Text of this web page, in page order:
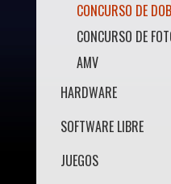
CONCURSO DE
CONCURSO DE
AMV
HARDWARE
SOFTWARE LIBRE
JUEGOS